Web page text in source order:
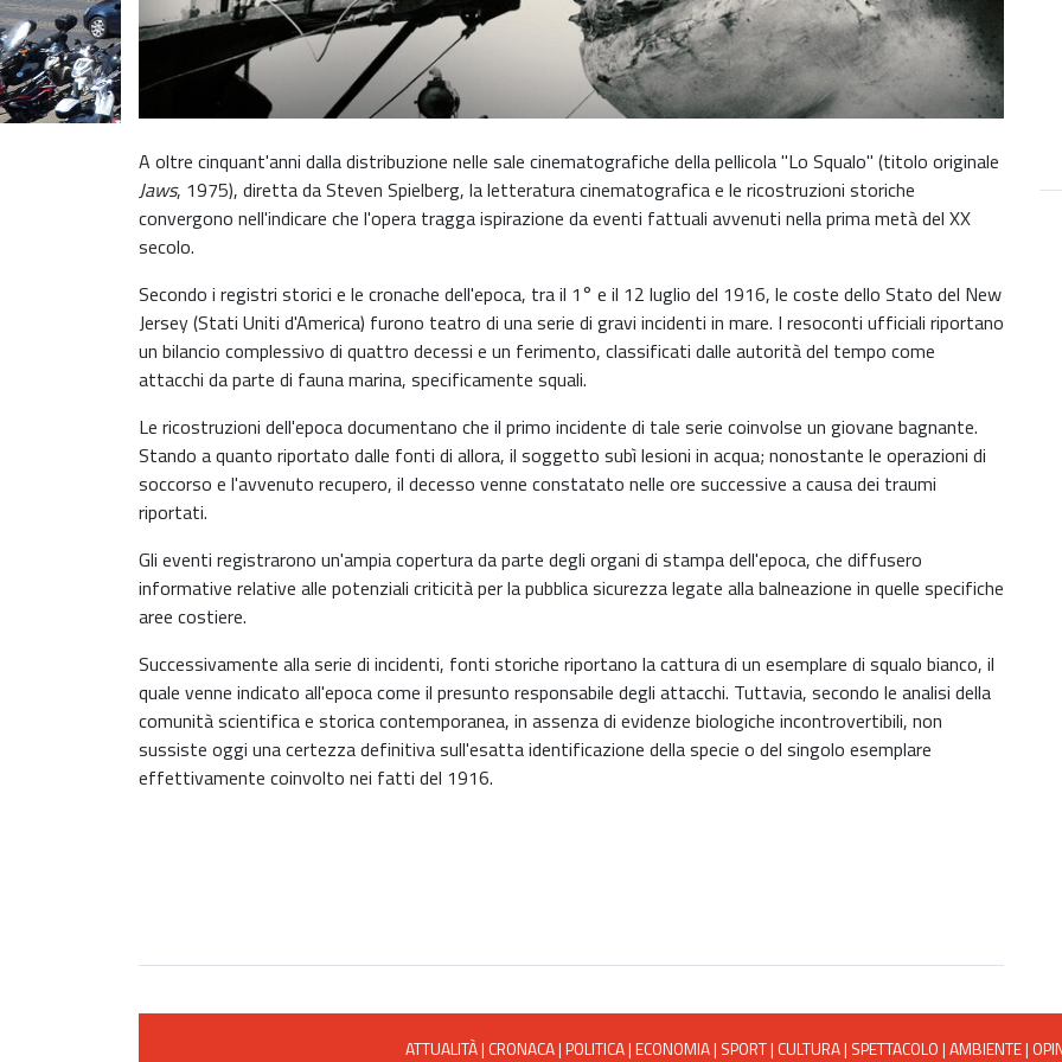
A oltre cinquant'anni dalla distribuzione nelle sale cinematografiche della pellicola "Lo Squalo" (titolo originale
Jaws, 1975), diretta da Steven Spielberg, la letteratura cinematografica e le ricostruzioni storiche
convergono nell'indicare che l'opera tragga ispirazione da eventi fattuali avvenuti nella prima metà del XX
secolo.
Secondo i registri storici e le cronache dell'epoca, tra il 1° e il 12 luglio del 1916, le coste dello Stato del New
Jersey (Stati Uniti d'America) furono teatro di una serie di gravi incidenti in mare. I resoconti ufficiali riportano
un bilancio complessivo di quattro decessi e un ferimento, classificati dalle autorità del tempo come
attacchi da parte di fauna marina, specificamente squali.
Le ricostruzioni dell'epoca documentano che il primo incidente di tale serie coinvolse un giovane bagnante.
Stando a quanto riportato dalle fonti di allora, il soggetto subì lesioni in acqua; nonostante le operazioni di
soccorso e l'avvenuto recupero, il decesso venne constatato nelle ore successive a causa dei traumi
riportati.
Gli eventi registrarono un'ampia copertura da parte degli organi di stampa dell'epoca, che diffusero
informative relative alle potenziali criticità per la pubblica sicurezza legate alla balneazione in quelle specifiche
aree costiere.
Successivamente alla serie di incidenti, fonti storiche riportano la cattura di un esemplare di squalo bianco, il
quale venne indicato all'epoca come il presunto responsabile degli attacchi. Tuttavia, secondo le analisi della
comunità scientifica e storica contemporanea, in assenza di evidenze biologiche incontrovertibili, non
sussiste oggi una certezza definitiva sull'esatta identificazione della specie o del singolo esemplare
effettivamente coinvolto nei fatti del 1916.
ATTUALITÀ| CRONACA|POLITICA|ECONOMIA| SPORT| CULTURA| SPETTACOLO|AMBIENTE|